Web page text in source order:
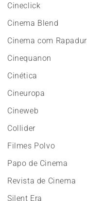
Cineclick
Cinema Blend
Cinema com
Cinequanon
Cinética
Cineuropa
Cineweb
Collider
Filmes Polvo
Papo de Cinema
Revista de Cinema
Silent Era